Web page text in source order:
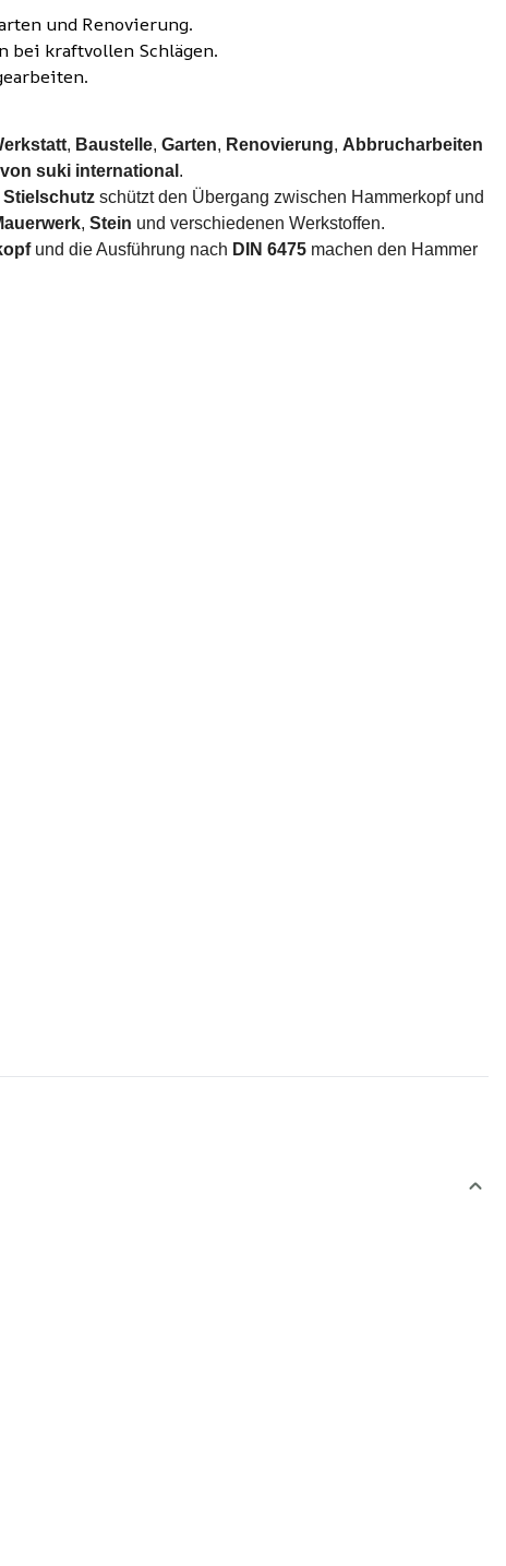
und Renovierung.
bei kraftvollen Schlägen.
, Baustelle, Garten, Renovierung, Abbrucharbeiten
suki international .
Stielschutz schützt den Übergang zwischen Hammerkopf und
, Stein und verschiedenen Werkstoffen.
und die Ausführung nach DIN 6475 machen den Hammer